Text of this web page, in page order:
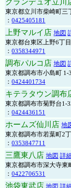
グランデュオ立川
東京都立川市柴崎町三
： 0425405181
上野マルイ店 地図
東京都台東区上野6丁
： 0358344971
調布パルコ店 地図
東京都調布市小島町 1-
： 0424401734
キテラタウン調布
東京都調布市菊野台
： 0424436151
ホームズ仙川店 地
東京都調布市若葉町2
： 0353847711
三鷹東八店 地図 詳
東京都調布市深大寺東
： 0422706531
池袋東武店 地図 詳